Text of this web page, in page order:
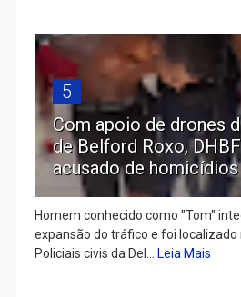
5
Com apoio de drones
de Belford Roxo,
acusado de homicídios
Homem conhecido como "Tom"
expansão do tráfico e foi localizado
Policiais civis da Del... Leia Mais